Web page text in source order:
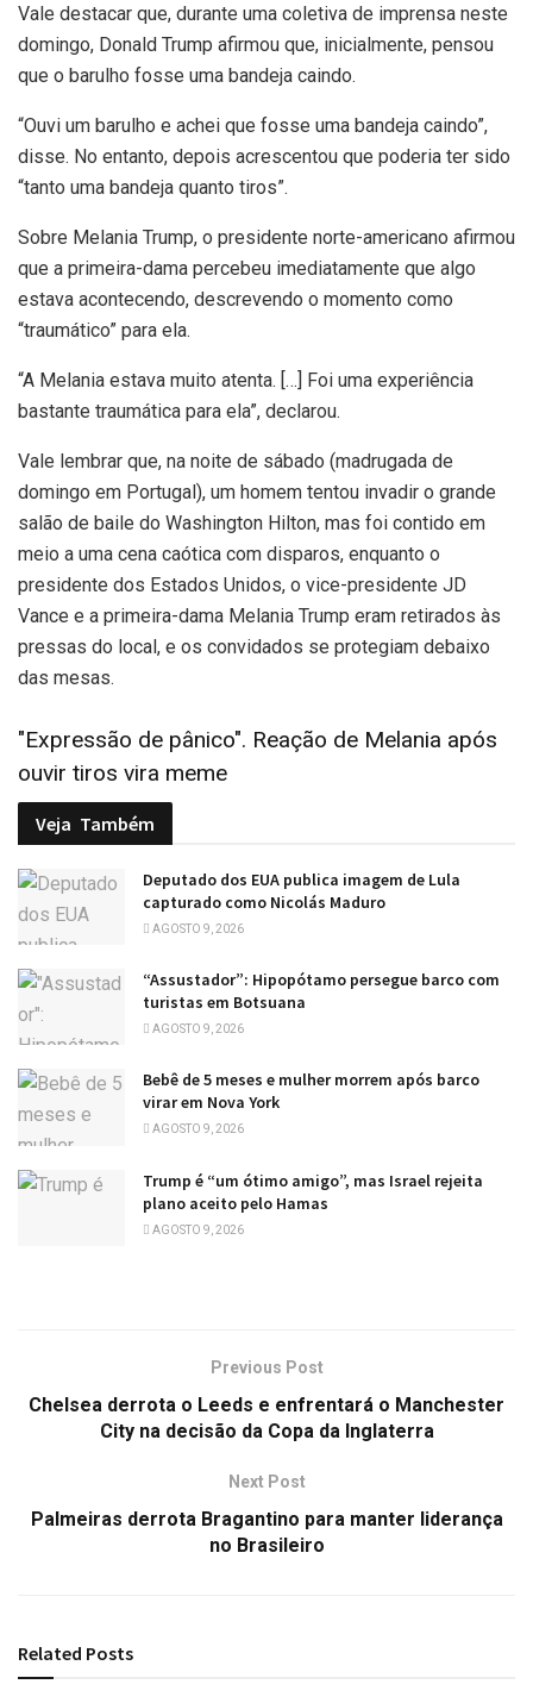
Vale destacar que, durante uma coletiva de imprensa neste
domingo, Donald Trump afirmou que, inicialmente, pensou
que o barulho fosse uma bandeja caindo.
“Ouvi um barulho e achei que fosse uma bandeja caindo”,
disse. No entanto, depois acrescentou que poderia ter sido
“tanto uma bandeja quanto tiros”.
Sobre Melania Trump, o presidente norte-americano afirmou
que a primeira-dama percebeu imediatamente que algo
estava acontecendo, descrevendo o momento como
“traumático” para ela.
“A Melania estava muito atenta. […] Foi uma experiência
bastante traumática para ela”, declarou.
Vale lembrar que, na noite de sábado (madrugada de
domingo em Portugal), um homem tentou invadir o grande
salão de baile do Washington Hilton, mas foi contido em
meio a uma cena caótica com disparos, enquanto o
presidente dos Estados Unidos, o vice-presidente JD
Vance e a primeira-dama Melania Trump eram retirados às
pressas do local, e os convidados se protegiam debaixo
das mesas.
"Expressão de pânico". Reação de Melania após
ouvir tiros vira meme
Veja Também
Deputado dos EUA publica imagem de Lula
capturado como Nicolás Maduro
AGOSTO 9, 2026
“Assustador”: Hipopótamo persegue barco com
turistas em Botsuana
AGOSTO 9, 2026
Bebê de 5 meses e mulher morrem após barco
virar em Nova York
AGOSTO 9, 2026
Trump é “um ótimo amigo”, mas Israel rejeita
plano aceito pelo Hamas
AGOSTO 9, 2026
Previous Post
Chelsea derrota o Leeds e enfrentará o Manchester
City na decisão da Copa da Inglaterra
Next Post
Palmeiras derrota Bragantino para manter liderança
no Brasileiro
Related Posts